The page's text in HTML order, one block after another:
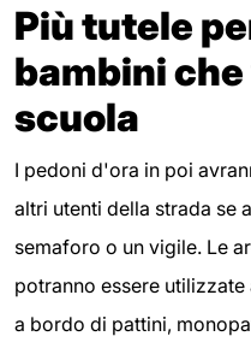
Più tutele
bambini che
scuola
I pedoni d'ora in poi
altri utenti della strada se
semaforo o un vigile. Le
potranno essere
a bordo di pattini,